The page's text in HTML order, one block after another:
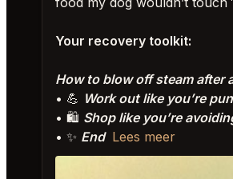
Your recovery toolkit:
How to blow off steam after
• 💪 Work out like you’re
• 🛍️ Shop like you’re
• ✨ End Lees meer